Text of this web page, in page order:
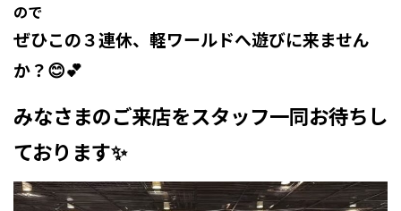
ので
ぜひこの３連休、軽ワールドへ遊びに来ません
か？😊💕
みなさまのご来店をスタッフ一同お待ちし
ております✨